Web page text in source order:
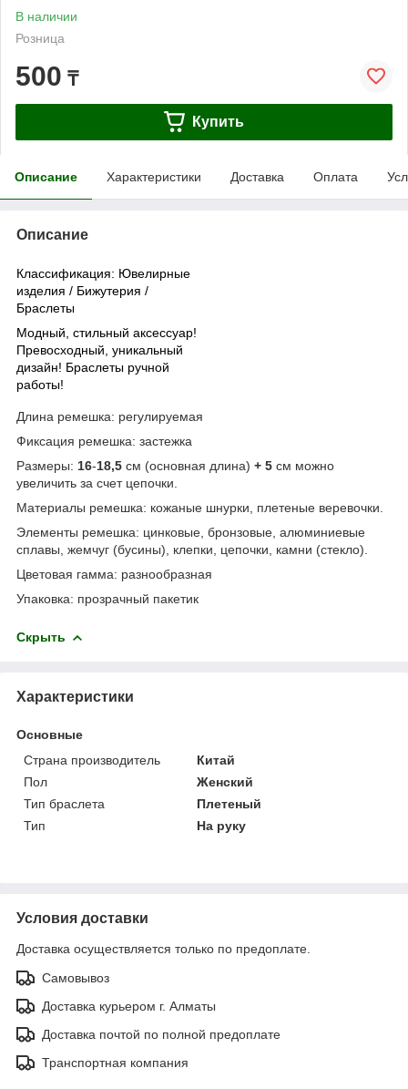
В наличии
Розница
500 ₸
Купить
Описание Характеристики Доставка Оплата
Описание
Классификация: Ювелирные
изделия / Бижутерия /
Браслеты
Модный, стильный аксессуар!
Превосходный, уникальный
дизайн! Браслеты ручной
работы!
Длина ремешка: регулируемая
Фиксация ремешка: застежка
Размеры: 16-18,5 см (основная длина) + 5 см можно
увеличить за счет цепочки.
Материалы ремешка: кожаные шнурки, плетеные веревочки.
Элементы ремешка: цинковые, бронзовые, алюминиевые
сплавы, жемчуг (бусины), клепки, цепочки, камни (стекло).
Цветовая гамма: разнообразная
Упаковка: прозрачный пакетик
Скрыть
Характеристики
Основные
Страна производитель
Китай
Пол
Женский
Тип браслета
Плетеный
Тип
На руку
Условия доставки
Доставка осуществляется только по предоплате.
Самовывоз
Доставка курьером г. Алматы
Доставка почтой по полной предоплате
Транспортная компания